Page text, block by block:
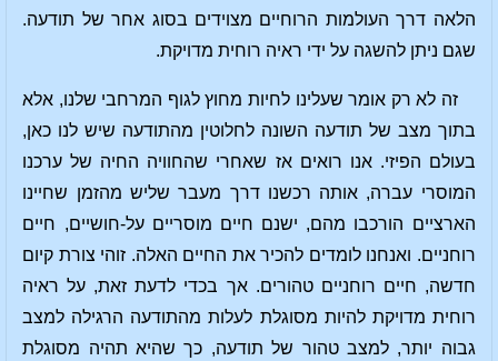
הלאה דרך העולמות הרוחיים מצוידים בסוג אחר של תודעה.
שגם ניתן להשגה על ידי ראיה רוחית מדויקת.
זה לא רק אומר שעלינו לחיות מחוץ לגוף המרחבי שלנו, אלא
בתוך מצב של תודעה השונה לחלוטין מהתודעה שיש לנו כאן,
בעולם הפיזי. אנו רואים אז שאחרי שהחוויה החיה של ערכנו
המוסרי עברה, אותה רכשנו דרך מעבר שליש מהזמן שחיינו
הארציים הורכבו מהם, ישנם חיים מוסריים על-חושיים, חיים
רוחניים. ואנחנו לומדים להכיר את החיים האלה. זוהי צורת קיום
חדשה, חיים רוחניים טהורים. אך בכדי לדעת זאת, על ראיה
רוחית מדויקת להיות מסוגלת לעלות מהתודעה הרגילה למצב
גבוה יותר, למצב טהור של תודעה, כך שהיא תהיה מסוגלת